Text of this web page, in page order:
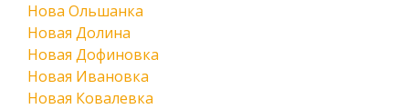
Нова Ольшанка
Новая Долина
Новая Дофиновка
Новая Ивановка
Новая Ковалевка